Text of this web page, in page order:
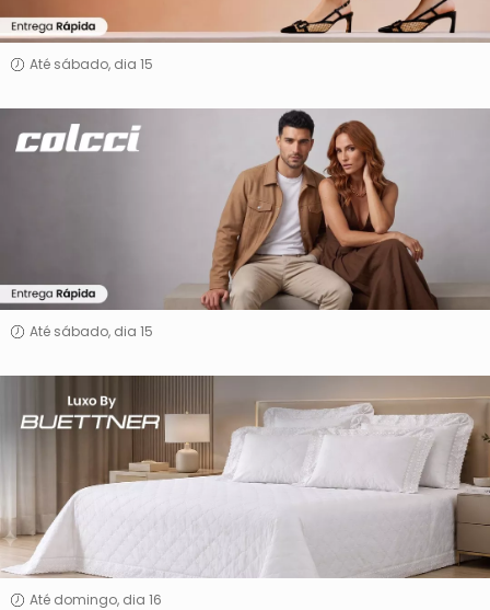
Até sábado, dia 15
Colcci
Até sábado, dia 15
By
Até domingo, dia 16